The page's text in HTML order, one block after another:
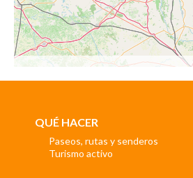
QUÉ HACER
Paseos, rutas y senderos
Turismo activo